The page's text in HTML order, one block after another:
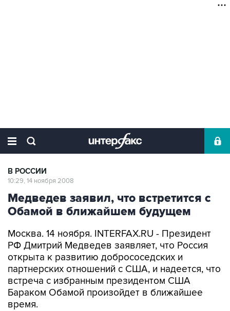
В РОССИИ
10:29, 14 ноября 2008
Медведев заявил, что встретится с
Обамой в ближайшем будущем
Москва. 14 ноября. INTERFAX.RU - Президент
РФ Дмитрий Медведев заявляет, что Россия
открыта к развитию добрососедских и
партнерских отношений с США, и надеется, что
встреча с избранным президентом США
Бараком Обамой произойдет в ближайшее
время.